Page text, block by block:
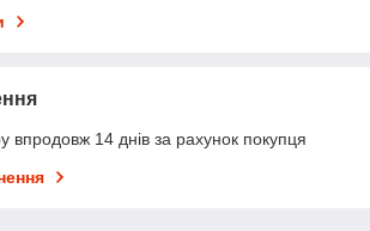
впродовж 14 днів за рахунок покупця